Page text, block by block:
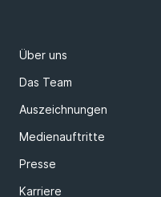
Über uns
Das Team
Auszeichnungen
Medienauftritte
Presse
Karriere